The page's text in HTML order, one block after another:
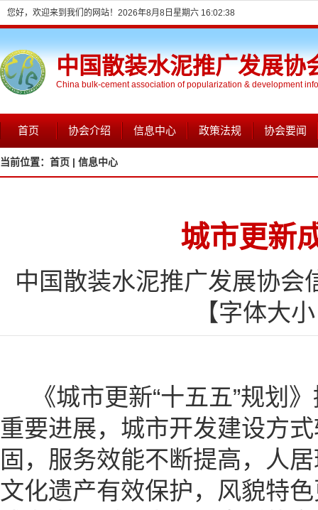
您好，欢迎来到我们的网站！ 2026年8月8日星期六 16:02:38
中国散装水泥推广发展协
China bulk-cement association of popularization & development
首页 协会介绍 信息中心 政策法规 协会要闻
当前位置： 首页 | 信息中心
城市更新
中国散装水泥推广发展协
【字体大
《城市更新“十五五”规划
重要进展，城市开发建设方
固，服务效能不断提高，人
文化遗产有效保护，风貌特